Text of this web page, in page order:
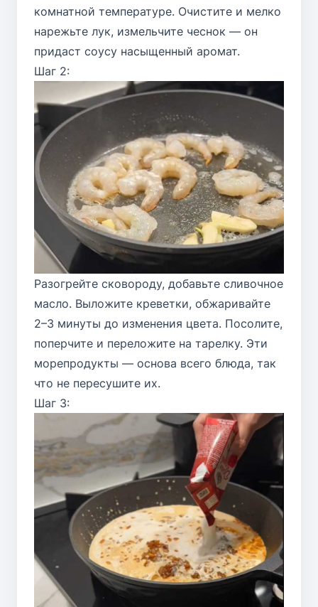
комнатной температуре. Очистите и мелко
нарежьте лук, измельчите чеснок — он
придаст соусу насыщенный аромат.
Шаг 2:
Разогрейте сковороду, добавьте сливочное
масло. Выложите креветки, обжаривайте
2–3 минуты до изменения цвета. Посолите,
поперчите и переложите на тарелку. Эти
морепродукты — основа всего блюда, так
что не пересушите их.
Шаг 3: